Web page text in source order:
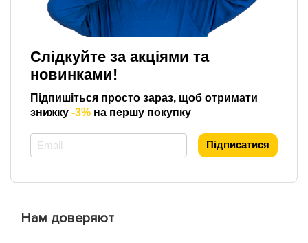
Слідкуйте за акціями та
новинками!
Підпишіться просто зараз, щоб отримати
знижку -3% на першу покупку
Підписатися
Нам доверяют